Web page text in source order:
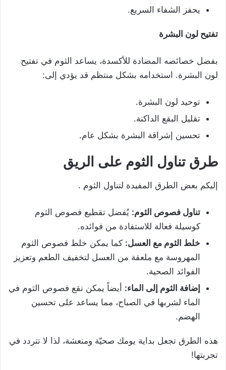
يحفز الشفاء السريع.
تفتيح لون البشرة
بفضل خصائصه المضادة للأكسدة، يساعد الثوم في تفتيح
لون البشرة. استخدامه بشكل منتظم قد يؤدي إلى:
توحيد لون البشرة.
تقليل البقع الداكنة.
تحسين إشراقة البشرة بشكل عام.
طرق تناول الثوم على الريق
إليكم بعض الطرق المفيدة لتناول الثوم .
تناول فصوص الثوم: يُفضل تقطيع فصوص الثوم
كوسيلة فعالة للاستفادة من فوائده.
خلط الثوم مع العسل: كما يمكن خلط فصوص الثوم
المهروسة مع ملعقة من العسل لتخفيف الطعم وتعزيز
الفوائد الصحية.
إضافة الثوم إلى الماء: أيضاً يمكن نقع فصوص الثوم في
الماء لشربها في الصباح، مما يساعد على تحسين
الهضم.
هذه الطرق تجعل بداية يومك صحيّة ومنعشة، لذا لا تتردد في
تجربتها!